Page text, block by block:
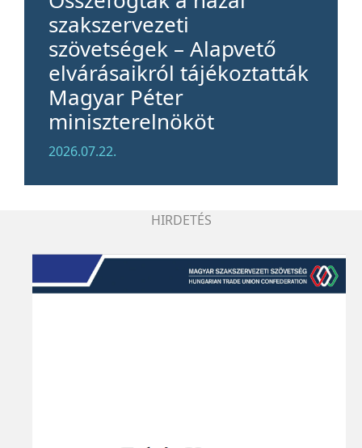
szakszervezeti
szövetségek – Alapvető
elvárásaikról tájékoztatták
Magyar Péter
miniszterelnököt
2026.07.22.
HIRDETÉS